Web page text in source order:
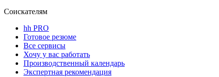
Соискателям
hh PRO
Готовое резюме
Все сервисы
Хочу у вас работать
Производственный календарь
Экспертная рекомендация